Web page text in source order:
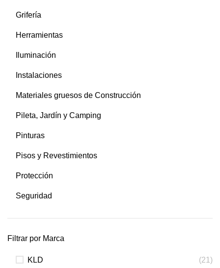
Grifería
Herramientas
Iluminación
Instalaciones
Materiales gruesos de Construcción
Pileta, Jardín y Camping
Pinturas
Pisos y Revestimientos
Protección
Seguridad
Filtrar por Marca
KLD (21)